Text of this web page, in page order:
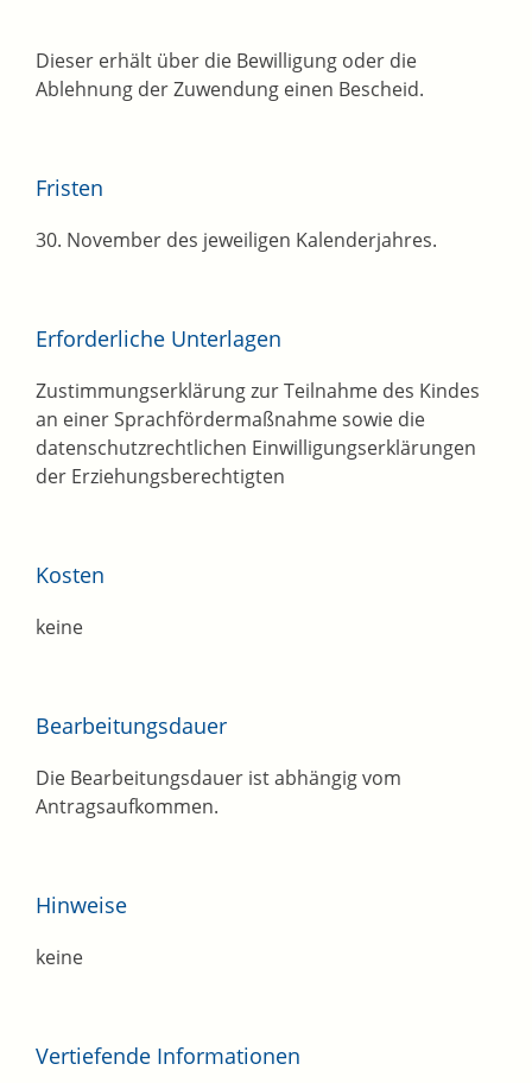
Dieser erhält über die Bewilligung oder die
Ablehnung der Zuwendung einen Bescheid.
Fristen
30. November des jeweiligen Kalenderjahres.
Erforderliche Unterlagen
Zustimmungserklärung zur Teilnahme des Kindes
an einer Sprachfördermaßnahme sowie die
datenschutzrechtlichen Einwilligungserklärungen
der Erziehungsberechtigten
Kosten
keine
Bearbeitungsdauer
Die Bearbeitungsdauer ist abhängig vom
Antragsaufkommen.
Hinweise
keine
Vertiefende Informationen